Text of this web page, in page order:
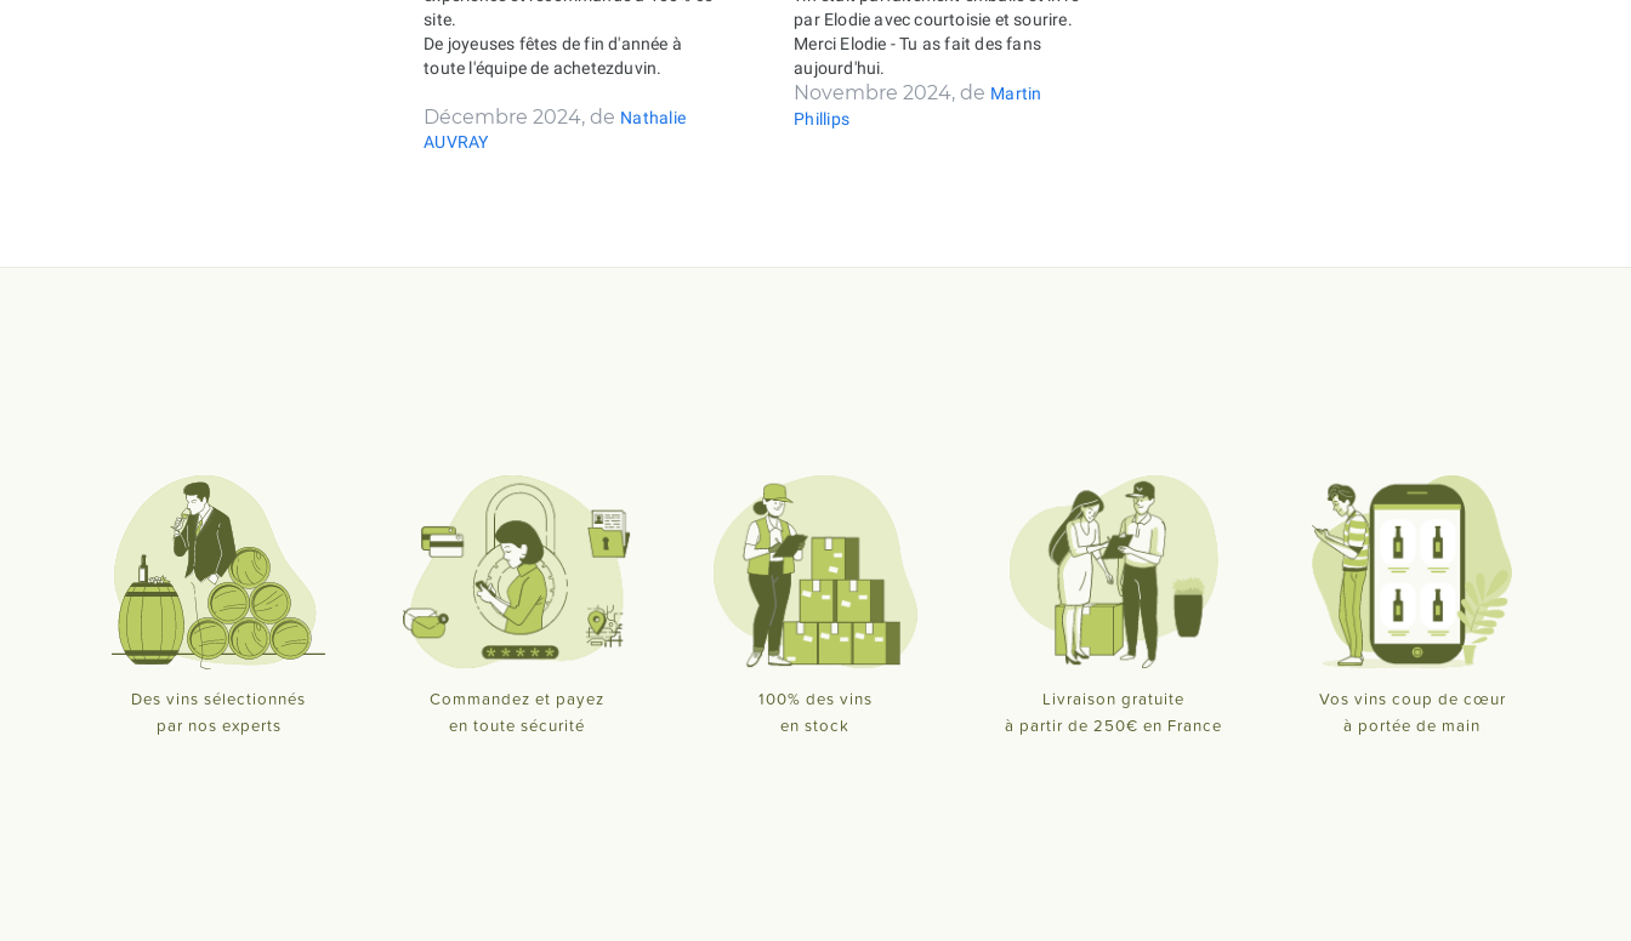
site.
De joyeuses fêtes de fin d'année à
toute l'équipe de achetezduvin.
Décembre 2024, de Nathalie
AUVRAY
par Elodie avec courtoisie et sourire.
Merci Elodie - Tu as fait des fans
aujourd'hui.
Novembre 2024, de Martin
Phillips
Des vins sélectionnés
par nos experts
Commandez et payez
en toute sécurité
100% des vins
en stock
Livraison gratuite
à partir de 250€ en France
Vos vins coup de cœur
à portée de main